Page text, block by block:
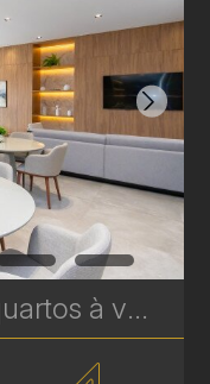
Apartamento com 3 quartos à venda no Água Verde - 118,75 m² - Le Sense | Ref. 1778